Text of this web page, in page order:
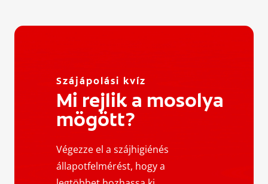
Szájápolási kvíz
Mi rejlik a mosolya
mögött?
Végezze el a szájhigiénés
állapotfelmérést, hogy a